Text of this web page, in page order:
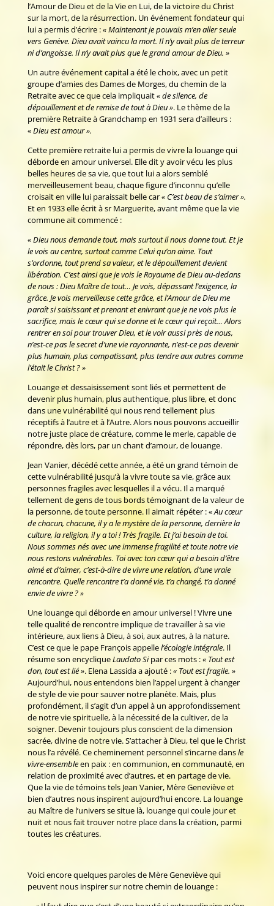
l’Amour de Dieu et de la Vie en Lui, de la victoire du Christ
sur la mort, de la résurrection. Un événement fondateur qui
lui a permis d’écrire :« Maintenant je pouvais m’en aller seule
vers Genève. Dieu avait vaincu la mort. Il n’y avait plus de terreur
ni d’angoisse. Il n’y avait plus que le grand amour de Dieu. »
Un autre événement capital a été le choix, avec un petit
groupe d’amies des Dames de Morges, du chemin de la
Retraite avec ce que cela impliquait« de silence, de
dépouillement et de remise de tout à Dieu ». Le thème de la
première Retraite à Grandchamp en 1931 sera d’ailleurs :
«Dieu est amour ».
Cette première retraite lui a permis de vivre la louange qui
déborde en amour universel. Elle dit y avoir vécu les plus
belles heures de sa vie, que tout lui a alors semblé
merveilleusement beau, chaque figure d’inconnu qu’elle
croisait en ville lui paraissait belle car« C’est beau de s’aimer ».
Et en 1933 elle écrit à sr Marguerite, avant même que la vie
commune ait commencé :
« Dieu nous demande tout, mais surtout il nous donne tout. Et je
le vois au centre, surtout comme Celui qu’on aime. Tout
s’ordonne, tout prend sa valeur, et le dépouillement devient
libération. C’est ainsi que je vois le Royaume de Dieu au-dedans
de nous : Dieu Maître de tout… Je vois, dépassant l’exigence, la
grâce. Jevois merveilleuse cette grâce, et l’Amour de Dieu me
paraît si saisissant et prenant et enivrant que je ne vois plus le
sacrifice, mais le cœur qui se donne et le cœur quireçoit… Alors
rentrer en soi pour trouver Dieu, et le voir aussi près de nous,
n’est-cepas le secret d’une vie rayonnante, n’est-ce pas devenir
plus humain, pluscompatissant, plus tendre aux autres comme
l’était le Christ ?»
Louange et dessaisissement sont liés et permettent de
devenir plus humain, plus authentique, plus libre, et donc
dans une vulnérabilité qui nous rend tellement plus
réceptifs à l’autre et à l’Autre. Alors nous pouvons accueillir
notre juste place de créature, comme le merle, capable de
répondre, dès lors, par un chant d’amour, de louange.
Jean Vanier, décédé cette année, a été un grand témoin de
cette vulnérabilité jusqu’à la vivre toute sa vie, grâce aux
personnes fragiles avec lesquelles il a vécu. Il a marqué
tellement de gens de tous bords témoignant de la valeur de
la personne, de toute personne. Il aimait répéter : «Au cœur
de chacun, chacune, il y a le mystère de la personne, derrière la
culture, la religion, il y a toi ! Très fragile. Et j’ai besoin de toi.
Nous sommes nés avec une immense fragilité et toute notre vie
nous restons vulnérables. Toi avec ton cœur qui a besoin d’être
aimé et d’aimer, c’est-à-dire de vivre une relation, d’une vraie
rencontre. Quelle rencontre t’a donné vie, t’a changé, t’a donné
envie de vivre ? »
Une louange qui déborde en amour universel ! Vivre une
telle qualité de rencontre implique de travailler à sa vie
intérieure, aux liens à Dieu, à soi, aux autres, à la nature.
C’est ce que le pape François appellel’écologie intégrale. Il
résume son encycliqueLaudato Sipar ces mots :« Tout est
don, tout est lié ». Elena Lassida a ajouté :« Tout est fragile. »
Aujourd’hui, nous entendons bien l’appel urgent à changer
de style de vie pour sauver notre planète. Mais, plus
profondément, il s’agit d’un appel à un approfondissement
de notre vie spirituelle, à la nécessité de la cultiver, de la
soigner. Devenir toujours plus conscient de la dimension
sacrée, divine de notre vie. S’attacher à Dieu, tel que le Christ
nous l’a révélé. Ce cheminement personnel s’incarne dansle
vivre-ensembleen paix : en communion, en communauté, en
relation de proximité avec d’autres, et en partage de vie.
Que la vie de témoins tels Jean Vanier, Mère Geneviève et
bien d’autres nous inspirent aujourd’hui encore. La louange
au Maître de l’univers se situe là, louange qui coule jour et
nuit et nous fait trouver notre place dans la création, parmi
toutes les créatures.
Voici encore quelques paroles de Mère Geneviève qui
peuvent nous inspirer sur notre chemin de louange :